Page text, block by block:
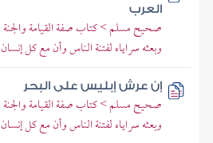
العرب
صحيح مسلم > كتاب صفة القيامة
وبعثه سراياه لفتنة الناس وأن مع كل
إن عرش إبليس على البحر
صحيح مسلم > كتاب صفة القيامة
وبعثه سراياه لفتنة الناس وأن مع كل